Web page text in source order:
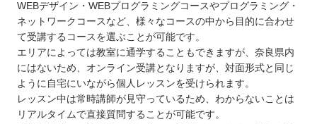
WEBデザイン・WEBプログラミングコースやプログラミング・
ネットワークコースなど、様々なコースの中から目的に合わせ
て受講するコースを選ぶことが可能です。
エリアによっては教室に通学することもできますが、奈良県内
にはないため、オンライン受講となりますが、対面形式と同じ
ように自宅にいながら個人レッスンを受けられます。
レッスン中は常時講師が見守っているため、わからないことは
リアルタイムで直接質問することが可能です。